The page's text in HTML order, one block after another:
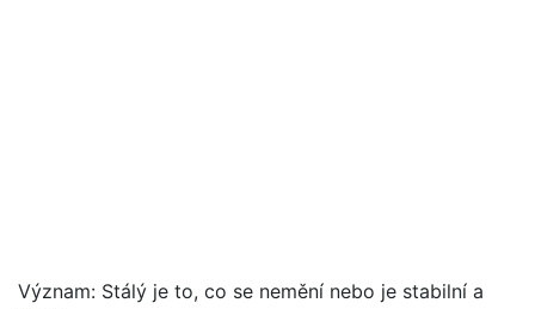
Význam: Stálý je to, co se nemění nebo je stabilní a